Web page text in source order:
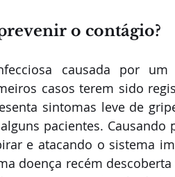
o contágio?
causada por
casos terem sido
sintomas leve de
pacientes. Causando
e atacando o sistema
doença recém